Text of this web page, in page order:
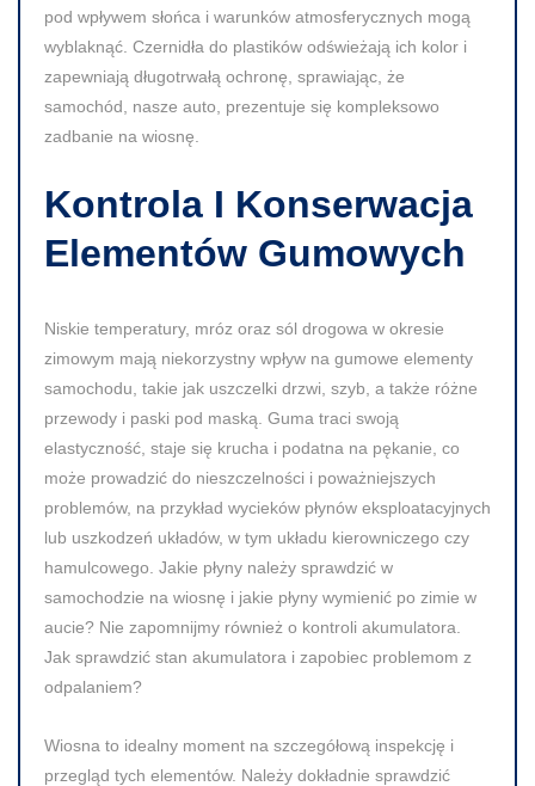
pod wpływem słońca i warunków atmosferycznych mogą
wyblaknąć. Czernidła do plastików odświeżają ich kolor i
zapewniają długotrwałą ochronę, sprawiając, że
samochód, nasze auto, prezentuje się kompleksowo
zadbanie na wiosnę.
Kontrola I Konserwacja
Elementów Gumowych
Niskie temperatury, mróz oraz sól drogowa w okresie
zimowym mają niekorzystny wpływ na gumowe elementy
samochodu, takie jak uszczelki drzwi, szyb, a także różne
przewody i paski pod maską. Guma traci swoją
elastyczność, staje się krucha i podatna na pękanie, co
może prowadzić do nieszczelności i poważniejszych
problemów, na przykład wycieków płynów eksploatacyjnych
lub uszkodzeń układów, w tym układu kierowniczego czy
hamulcowego. Jakie płyny należy sprawdzić w
samochodzie na wiosnę i jakie płyny wymienić po zimie w
aucie? Nie zapomnijmy również o kontroli akumulatora.
Jak sprawdzić stan akumulatora i zapobiec problemom z
odpalaniem?
Wiosna to idealny moment na szczegółową inspekcję i
przegląd tych elementów. Należy dokładnie sprawdzić